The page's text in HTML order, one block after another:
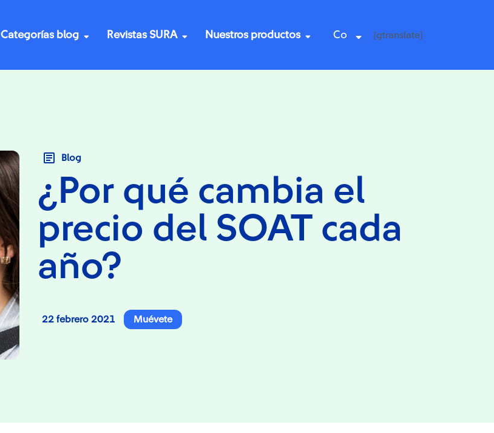
Categorías blog Revistas SURA Nuestros productos Co [gtranslate]
Blog
¿Por qué cambia el
precio del SOAT cada
año?
22 febrero 2021 Muévete